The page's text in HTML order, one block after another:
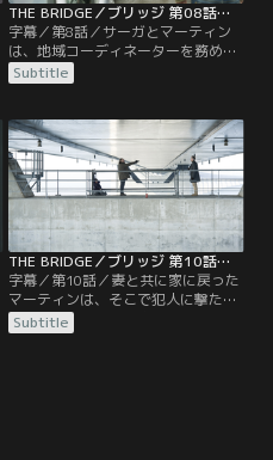
THE BRIDGE／ブリッジ 第08話／字幕
字幕／第8話／サーガとマーティン
は、地域コーディネーターを務める
警官のイェスパーを容疑者と断定。
彼の家に乗り込み逮捕、取り調べが
を示したことに加え、殺された精神
科医のエミルともつながったイェス
パーだったが、すべての事件当時に
アリバイがあった。
Subtitle
THE BRIDGE／ブリッジ 第10話（最終話）／字幕
字幕／第10話／妻と共に家に戻った
マーティンは、そこで犯人に撃たれ
たサーガを発見し、息子のアウグス
トが犯人に連れ去られたことを知
Subtitle